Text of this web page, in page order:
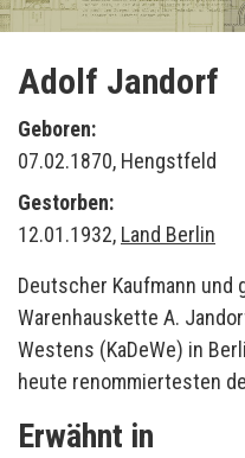
Adolf Jandorf
Geboren:
07.02.1870, Hengstfeld
Gestorben:
12.01.1932, Land Berlin
Deutscher Kaufmann
Warenhauskette A.
Westens (KaDeWe) in
heute renommiertesten
Erwähnt in